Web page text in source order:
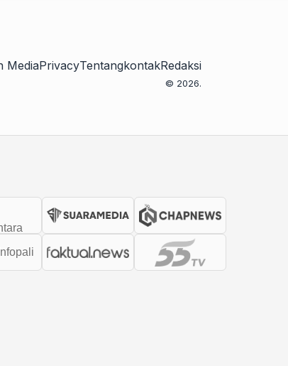
MediaPrivacyTentangkontakRedaksi
© 2026.